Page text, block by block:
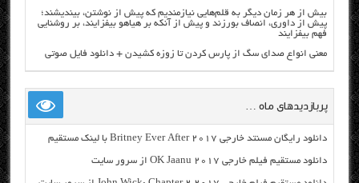
بیش از هر زمان دیگر به قلم‌هایی نیازمندیم که پیش از نوشتن، بیندیشند؛
پیش از داوری، انصاف بورزند و پیش از آنکه بر هیاهو بیفزایند، بر روشنایی
فهم بیفزایند
معنی انواع صدای سگ از پارس کردن تا زوزه کشیدن + دانلود فایل صوتی
پربازدیدهای ماه …
دانلود رایگان مسنتد خارجی Britney Ever After 2017 با لینک مستقیم
دانلود مستقیم فیلم خارجی OK Jaanu 2017 از سرور سایت